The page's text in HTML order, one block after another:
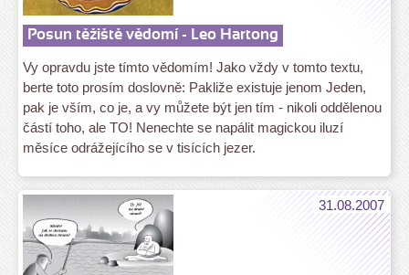
Posun těžiště vědomí - Leo Hartong
Vy opravdu jste tímto vědomím! Jako vždy v tomto textu,
berte toto prosím doslovně: Pakliže existuje jenom Jeden,
pak je vším, co je, a vy můžete být jen tím - nikoli oddělenou
částí toho, ale TO! Nenechte se napálit magickou iluzí
měsíce odrážejícího se v tisících jezer.
31.08.2007